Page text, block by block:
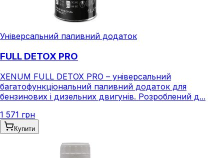
Універсальний паливний додаток
FULL DETOX PRO
XENUM FULL DETOX PRO – універсальний
багатофункціональний паливний додаток для
бензинових і дизельних двигунів. Розроблений д...
1 571 грн
Купити